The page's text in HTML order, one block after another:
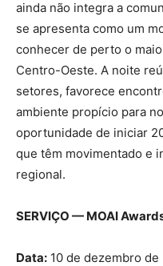
ainda não integra a
se apresenta como um
conhecer de perto o
Centro-Oeste. A noite
setores, favorece
ambiente propício para
oportunidade de iniciar
que têm movimentado e
regional.
SERVIÇO — MOAI
Data: 10 de dezembro de